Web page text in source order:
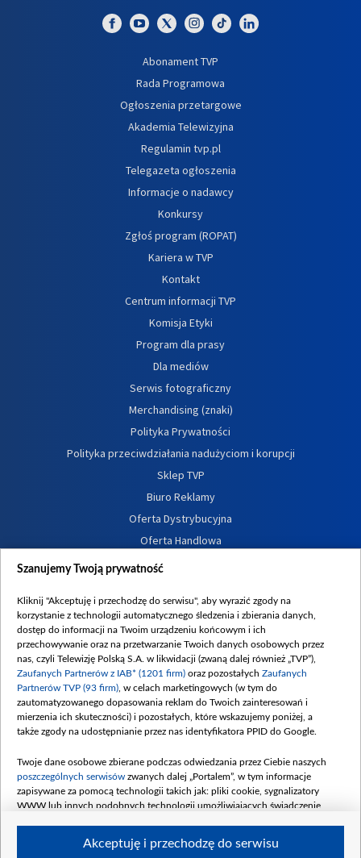
Abonament TVP
Rada Programowa
Ogłoszenia przetargowe
Akademia Telewizyjna
Regulamin tvp.pl
Telegazeta ogłoszenia
Informacje o nadawcy
Konkursy
Zgłoś program (ROPAT)
Kariera w TVP
Kontakt
Centrum informacji TVP
Komisja Etyki
Program dla prasy
Dla mediów
Serwis fotograficzny
Merchandising (znaki)
Polityka Prywatności
Polityka przeciwdziałania nadużyciom i korupcji
Sklep TVP
Biuro Reklamy
Oferta Dystrybucyjna
Oferta Handlowa
Dostępność
Procedura zgłoszeń wewnętrznych
Szanujemy Twoją prywatność
Kliknij "Akceptuję i przechodzę do serwisu", aby wyrazić zgody na
korzystanie z technologii automatycznego śledzenia i zbierania danych,
dostęp do informacji na Twoim urządzeniu końcowym i ich
przechowywanie oraz na przetwarzanie Twoich danych osobowych przez
nas, czyli Telewizję Polską S.A. w likwidacji (zwaną dalej również „TVP”),
Zaufanych Partnerów z IAB* (1201 firm) oraz pozostałych Zaufanych
Partnerów TVP (93 firm) , w celach marketingowych (w tym do
zautomatyzowanego dopasowania reklam do Twoich zainteresowań i
mierzenia ich skuteczności) i pozostałych, które wskazujemy poniżej, a
także zgody na udostępnianie przez nas identyfikatora PPID do Google.
Twoje dane osobowe zbierane podczas odwiedzania przez Ciebie naszych
poszczególnych serwisów zwanych dalej „Portalem”, w tym informacje
zapisywane za pomocą technologii takich jak: pliki cookie, sygnalizatory
WWW lub innych podobnych technologii umożliwiających świadczenie
Akceptuję i przechodzę do serwisu